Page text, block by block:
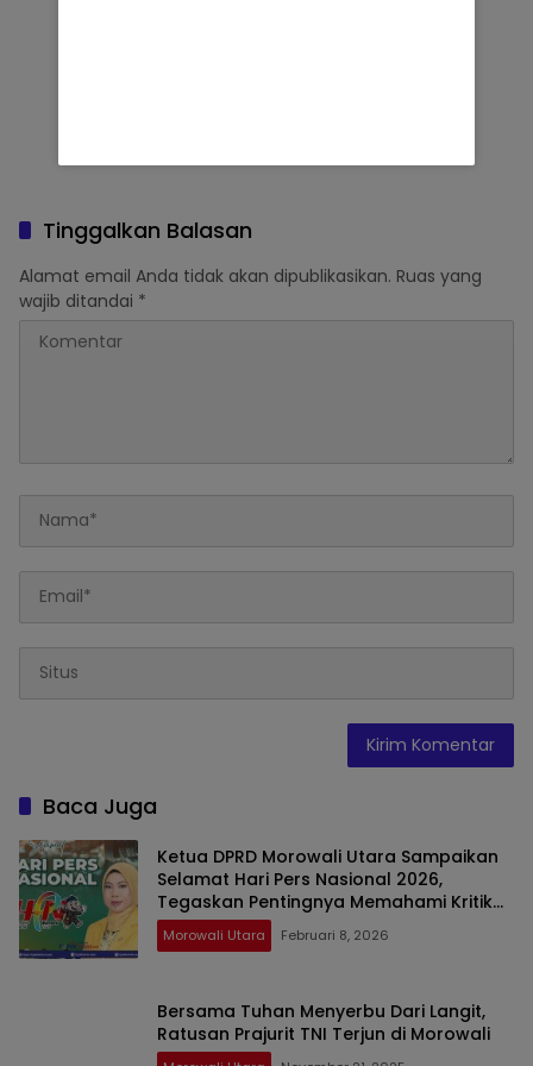
Tinggalkan Balasan
Alamat email Anda tidak akan dipublikasikan. Ruas yang
wajib ditandai *
Baca Juga
Ketua DPRD Morowali Utara Sampaikan
Selamat Hari Pers Nasional 2026,
Tegaskan Pentingnya Memahami Kritik
Wartawan
Morowali Utara Februari 8, 2026
Bersama Tuhan Menyerbu Dari Langit,
Ratusan Prajurit TNI Terjun di Morowali